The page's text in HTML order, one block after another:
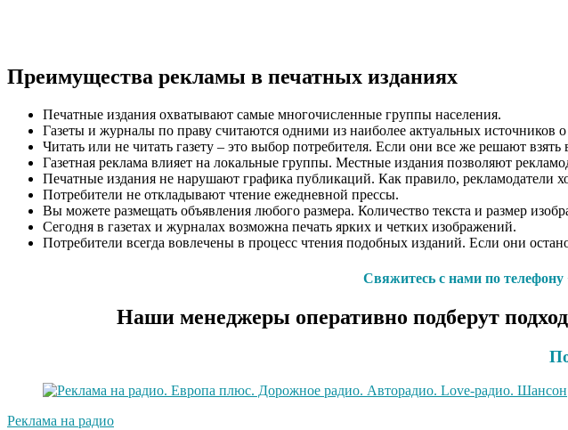
Преимущества рекламы в печатных изданиях
Печатные издания охватывают самые многочисленные группы населения.
Газеты и журналы по праву считаются одними из наиболее актуальных
Читать или не читать газету – это выбор потребителя. Если они все же решают
Газетная реклама влияет на локальные группы. Местные издания позволяют
Печатные издания не нарушают графика публикаций. Как правило, рекламодатели
Потребители не откладывают чтение ежедневной прессы.
Вы можете размещать объявления любого размера. Количество текста и размер
Сегодня в газетах и журналах возможна печать ярких и четких изображений.
Потребители всегда вовлечены в процесс чтения подобных изданий. Если они
Свяжитесь с нами по
Наши менеджеры оперативно подберут
Реклама на радио